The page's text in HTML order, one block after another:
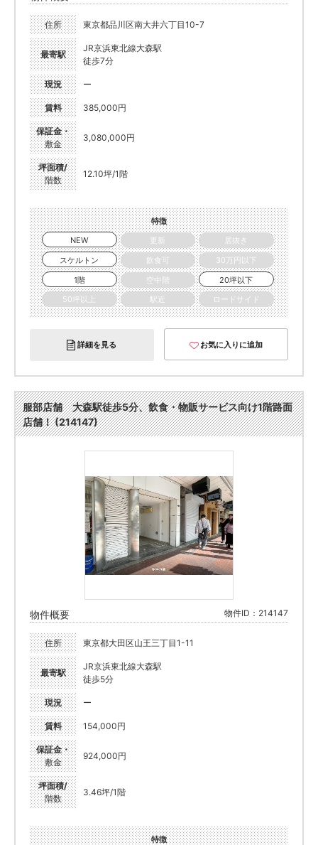
住所 東京都品川区南大井六丁目10-7
最寄駅
JR京浜東北線大森駅
徒歩7分
現況 ー
賃料 385,000円
保証金・
敷金
3,080,000円
坪面積/
階数
12.10坪/1階
特徴
NEW
更新
居抜き
スケルトン
飲食可
30万円以下
1階
空中階
20坪以下
50坪以上
駅近 ロードサイド
詳細を見る お気に入りに追加
服部店舗 大森駅徒歩5分、飲食・物販サービス向け1階路面
店舗！ (214147)
物件概要 物件ID：214147
住所 東京都大田区山王三丁目1-11
最寄駅
JR京浜東北線大森駅
徒歩5分
現況 ー
賃料 154,000円
保証金・
敷金
924,000円
坪面積/
階数
3.46坪/1階
特徴